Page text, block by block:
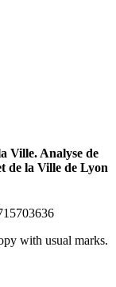
Ville. Analyse de
de la Ville de Lyon
with usual marks.